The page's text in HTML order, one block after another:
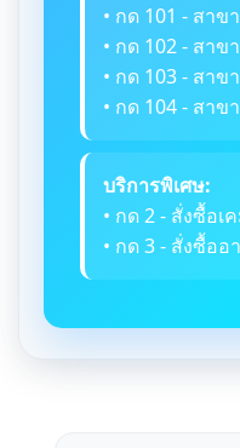
• กด 101 - สาข
• กด 102 - สาข
• กด 103 - สาข
• กด 104 - สาข
บริการพิเศษ:
• กด 2 - สั่งซื้อเ
• กด 3 - สั่งซื้ออ